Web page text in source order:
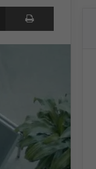
Compartir por correo electrónico Imprimir